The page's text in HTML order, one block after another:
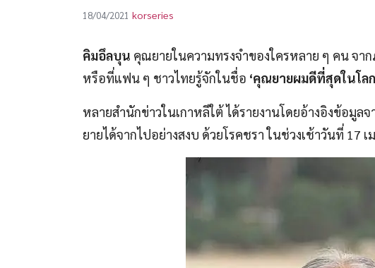
18/04/2021 korseries
คิมอึลบุน คุณยายในความทรงจำของใครหลาย ๆ คน จา
หรือที่แฟน ๆ ชาวไทยรู้จักในชื่อ ‘คุณยายผมดีที่สุดในโลก
หลายสำนักข่าวในเกาหลีใต้ ได้รายงานโดยอ้างอิงข้อมู
ยายได้จากไปอย่างสงบ ด้วยโรคชรา ในช่วงเช้าวันที่ 17